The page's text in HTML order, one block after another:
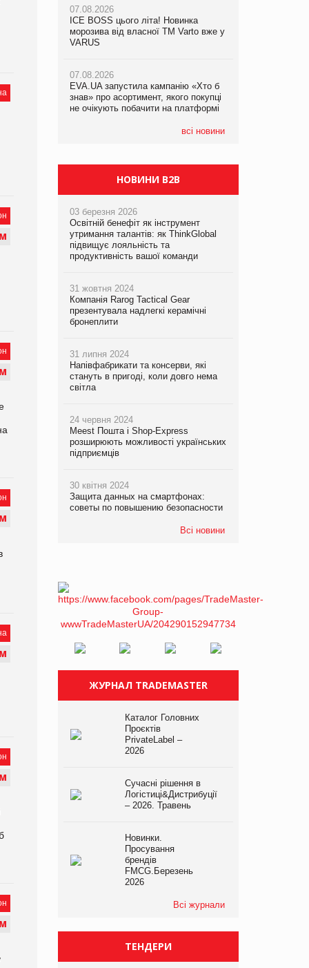
М
М
М
М
М
М
07.08.2026
ICE BOSS цього літа! Новинка
морозива від власної ТМ Varto вже у
VARUS
07.08.2026
EVA.UA запустила кампанію «Хто б
знав» про асортимент, якого покупці
не очікують побачити на платформі
всі новини
07.08.2026
ICE BOSS цього літа! Новинка
морозива від власної ТМ Varto вже у
VARUS
07.08.2026
EVA.UA запустила кампанію «Хто б
знав» про асортимент, якого покупці
не очікують побачити на платформі
07.08.2026
Франція заборонила рекламні дзвінки
НОВИНИ B2B
03 березня 2026
Освітній бенефіт як інструмент
утримання талантів: як ThinkGlobal
підвищує лояльність та
продуктивність вашої команди
31 жовтня 2024
Компанія Rarog Tactical Gear
презентувала надлегкі керамічні
бронеплити
31 липня 2024
Напівфабрикати та консерви, які
стануть в пригоді, коли довго нема
світла
24 червня 2024
Meest Пошта і Shop-Express
розширюють можливості українських
підприємців
30 квітня 2024
Защита данных на смартфонах:
советы по повышению безопасности
Всі новини
ЖУРНАЛ TRADEMASTER
Каталог Головних
Проєктів
PrivateLabel –
2026
Сучасні рішення в
Логістиці&Дистрибуції
– 2026. Травень
Новинки.
Просування
брендів
FMCG.Березень
2026
Всі журнали
ТЕНДЕРИ